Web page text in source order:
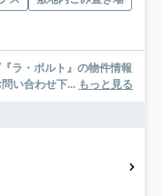
ラ・ポルト』の物件情報
い合わせ下... もっと見る